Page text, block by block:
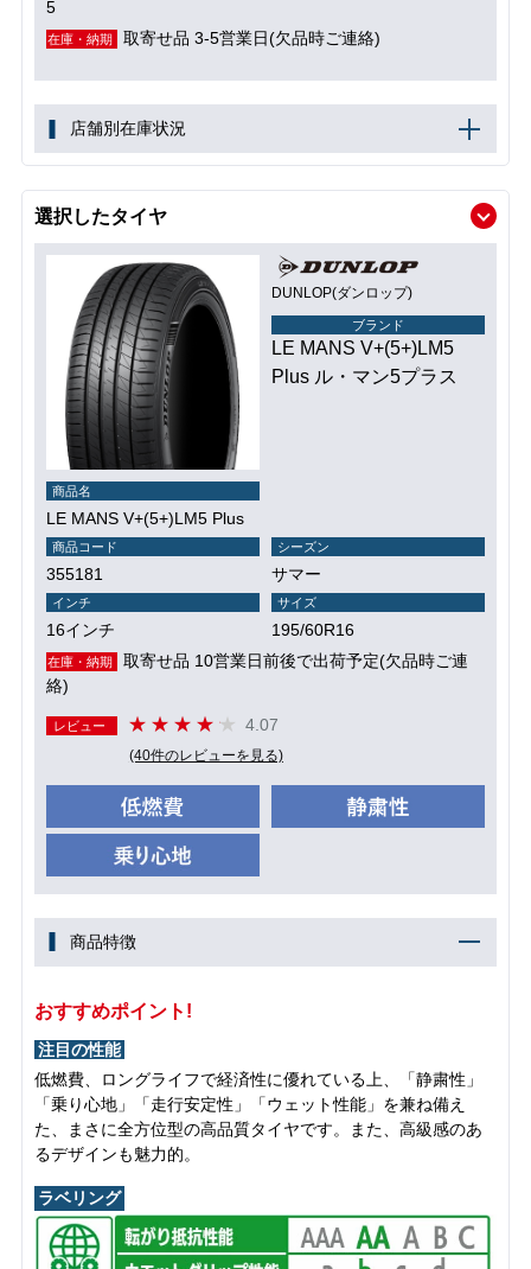
5
在庫・納期 取寄せ品 3-5営業日(欠品時ご連絡)
店舗別在庫状況
選択したタイヤ
DUNLOP(ダンロップ)
ブランド
LE MANS V+(5+)LM5
Plus ル・マン5プラス
商品名
LE MANS V+(5+)LM5 Plus
商品コード
355181
シーズン
サマー
インチ
16インチ
サイズ
195/60R16
在庫・納期
取寄せ品 10営業日前後で出荷予定(欠品時ご連
絡)
レビュー 4.07
(40件のレビューを見る)
商品特徴
おすすめポイント!
注目の性能
低燃費、ロングライフで経済性に優れている上、「静粛性」
「乗り心地」「走行安定性」「ウェット性能」を兼ね備え
た、まさに全方位型の高品質タイヤです。また、高級感のあ
るデザインも魅力的。
ラベリング